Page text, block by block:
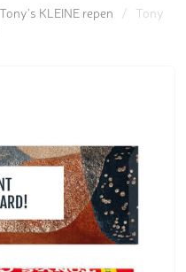
Tony's KLEINE repen /
Tony